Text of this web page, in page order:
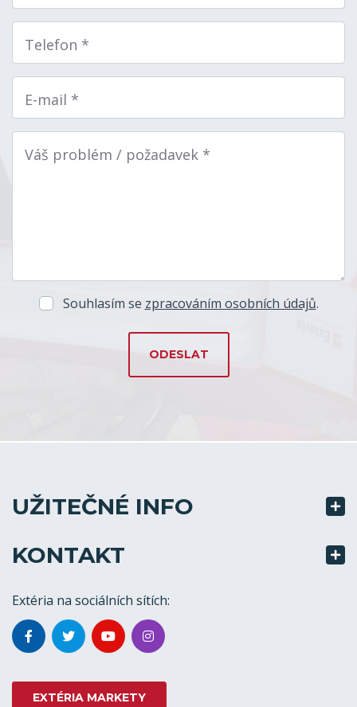
Telefon *
E-mail *
Váš problém / požadavek *
Souhlasím se zpracováním osobních údajů.
UŽITEČNÉ INFO
KONTAKT
Extéria na sociálních sítích:
EXTÉRIA MARKETY